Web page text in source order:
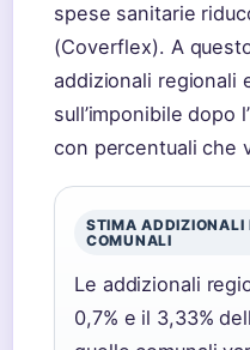
spese sanitarie
(Coverflex). A
addizionali regionali
sull’imponibile dopo
con percentuali che
STIMA ADDIZIONALI
COMUNALI
Le addizionali
0,7% e il 3,33%